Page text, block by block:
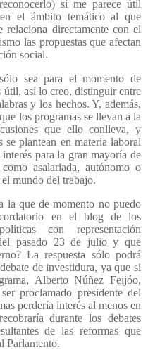
sí me parece útil
en el ámbito temático al que
directamente con el
las propuestas que afectan
social.
sea para el momento de
útil, así lo creo, distinguir entre
y los hechos. Y, además,
los programas se llevan a la
que ello conlleva, y
se plantean en materia laboral
para la gran mayoría de
asalariada, autónomo o
mundo del trabajo.
la que de momento no puedo
en el blog de los
con representación
pasado 23 de julio y que
La respuesta sólo podrá
de investidura, ya que si
Alberto Núñez Feijóo,
proclamado presidente del
perdería interés al menos en
durante los debates
de las reformas que
Parlamento.